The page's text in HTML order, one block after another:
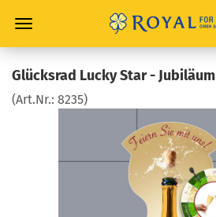
Glücksrad Lucky Star - Jubiläum
(Art.Nr.: 8235)